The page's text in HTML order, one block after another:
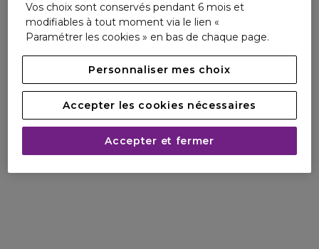
Vos choix sont conservés pendant 6 mois et
modifiables à tout moment via le lien «
Paramétrer les cookies » en bas de chaque page.
Personnaliser mes choix
Accepter les cookies nécessaires
Accepter et fermer